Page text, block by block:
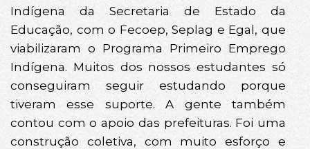
Indígena da Secretaria de Estado da
Educação, com o Fecoep, Seplag e Egal, que
viabilizaram o Programa Primeiro Emprego
Indígena. Muitos dos nossos estudantes só
conseguiram seguir estudando porque
tiveram esse suporte. A gente também
contou com o apoio das prefeituras. Foi uma
construção coletiva, com muito esforço e